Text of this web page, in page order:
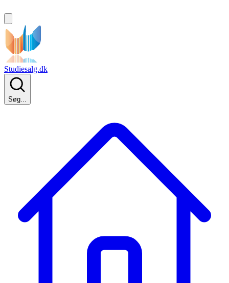
Studiesalg.dk
Søg...